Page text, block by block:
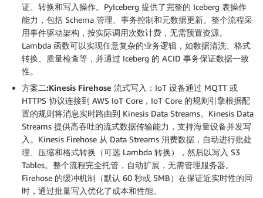
证、转换和写入操作。PyIceberg 提供了完整的 Iceberg 表操作
能力，包括 Schema 管理、事务控制和元数据更新。整个流程采
用事件驱动架构，按实际调用次数计费，无需预置资源。
Lambda 函数可以实现任意复杂的业务逻辑，如数据清洗、格式
转换、质量检查等，并通过 Iceberg 的 ACID 事务保证数据一致
性。
方案二:Kinesis Firehose 流式写入 ：IoT 设备通过 MQTT 或
HTTPS 协议连接到 AWS IoT Core，IoT Core 的规则引擎根据配
置的规则将消息实时路由到 Kinesis Data Streams。Kinesis Data
Streams 提供高吞吐的流式数据传输能力，支持海量设备并发写
入。Kinesis Firehose 从 Data Streams 消费数据，自动进行批处
理、压缩和格式转换（可选 Lambda 转换），然后以写入 S3
Tables。整个流程完全托管，自动扩展，无需管理服务器。
Firehose 的缓冲机制（默认 60 秒或 5MB）在保证近实时性的同
时，通过批量写入优化了成本和性能。